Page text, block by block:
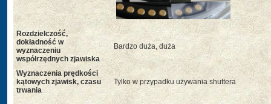
Rozdzielczość,
dokładność w
wyznaczeniu
współrzędnych zjawiska
Bardzo duża, duża
Wyznaczenia prędkości
kątowych zjawisk, czasu
trwania
Tylko w przypadku używania shuttera